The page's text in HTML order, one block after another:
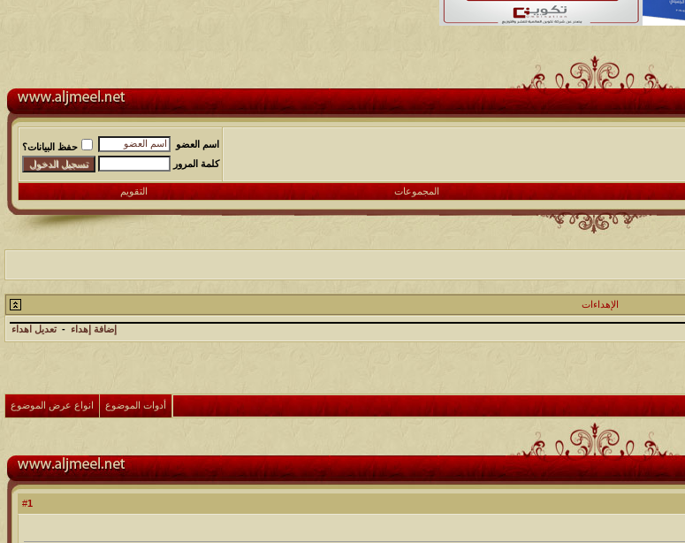
اسم العضو
حفظ البيانات؟
كلمة المرور
المجموعات التقويم
الإهداءات
إضافة إهداء - تعديل اهداء
أدوات الموضوع انواع عرض الموضوع
1